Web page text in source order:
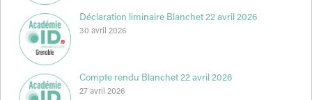
Déclaration liminaire Blanchet 22 avril 2026
30 avril 2026
Compte rendu Blanchet 22 avril 2026
27 avril 2026